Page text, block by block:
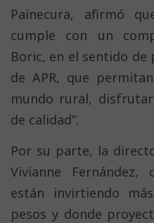
Painecura, afirmó
cumple con un
Boric, en el sentido
de APR, que
mundo rural,
de calidad”.
Por su parte, la
Vivianne
están invirtiendo
pesos y donde